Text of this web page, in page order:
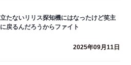
たないリリス探知機にはなったけど笑主
戻るんだろうからファイト
2025年09月11日